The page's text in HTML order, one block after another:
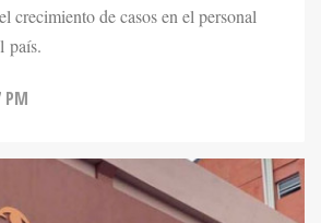
crecimiento de casos en el personal
país.
PM